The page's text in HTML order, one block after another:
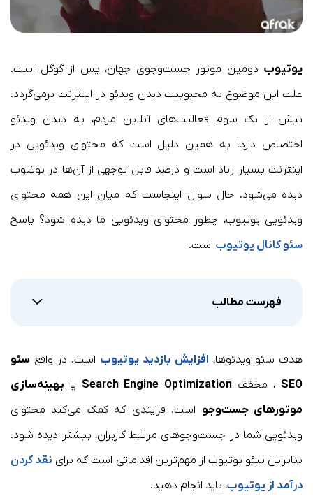
یوتیوب دومین موتور جست‌وجوی جهان، پس از گوگل است.
علت این موضوع به محبوبیت دیدن ویدئو در اینترنت برمی‌گردد.
بیش از یک سوم فعالیت‌های آنلاین مردم، به دیدن ویدئو
اختصاص دارد! به همین دلیل است که محتوای ویدئویی در
اینترنت بسیار زیاد است و درصد قابل توجهی از آن‌ها در یوتیوب
دیده می‌شود. حال سوال اینجاست که میان این همه محتوای
ویدئویی یوتیوب، چطور محتوای ویدئویی ما دیده شود؟ پاسخ
سئو کانال یوتیوب است.
فهرست مطالب
هدف سئو ویدئوها، افزایش بازدید یوتیوب است. در واقع سئو
SEO ، مخففSearch Engine Optimization یا بهینه‌سازی
موتورهای جست‌وجو است. فرایندی که کمک می‌کند محتوای
ویدئویی شما در جست‌وجوهای مرتبط کاربران، بیشتر دیده شود.
بنابراین سئو یوتیوب از مهم‌ترین اقداماتی است که برای نقد کردن
درآمد از یوتیوب، باید انجام دهید.